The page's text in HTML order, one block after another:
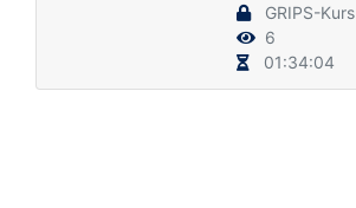
GRIPS-Kurs
6
01:34:04